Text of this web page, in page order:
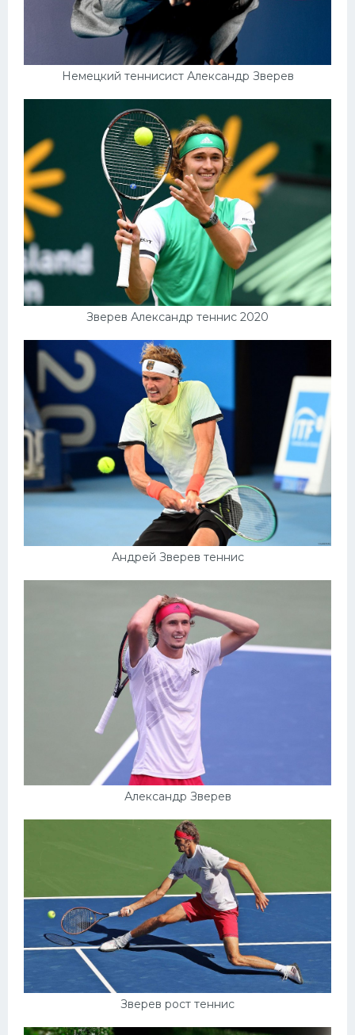
Немецкий теннисист Александр Зверев
Зверев Александр теннис 2020
Андрей Зверев теннис
Александр Зверев
Зверев рост теннис